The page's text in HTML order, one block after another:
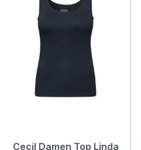
Cecil Damen Top Linda